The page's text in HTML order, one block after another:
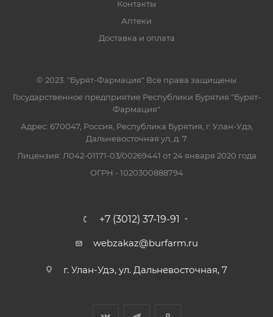
Контакты
Аптеки
Доставка и оплата
© 2023. "Бурят-Фармация" Все права защищены
Государственное предприятие Республики Бурятия "Бурят-
Фармация"
Адрес: 670047, Россия, Республика Бурятия, г. Улан-Удэ,
Дальневосточная ул, д. 7
Лицензия: Л042-01171-03/00269441 от 24 января 2020 года
ОГРН - 1020300888794
+7 (3012) 37-19-91
webzakaz@burfarm.ru
г. Улан-Удэ, ул. Дальневосточная, 7